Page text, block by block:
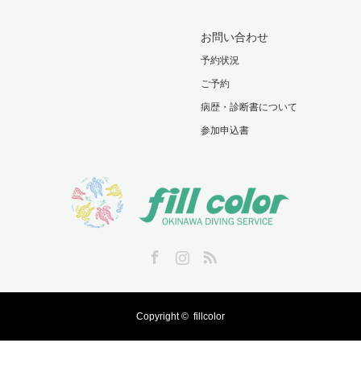
お問い合わせ
予約状況
ご予約
病歴・診断書について
参加申込書
Copyright © fillcolor